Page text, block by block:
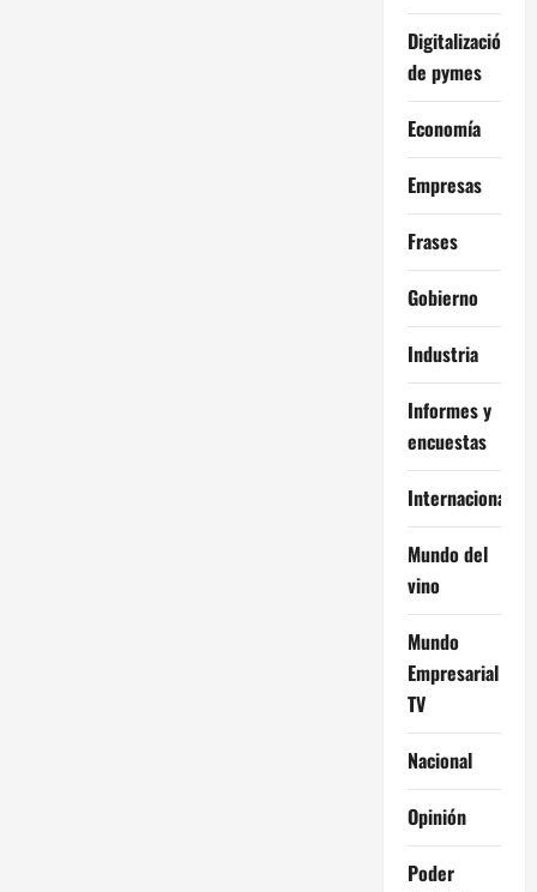
Digitalización
de pymes
Economía
Empresas
Frases
Gobierno
Industria
Informes y
encuestas
Internacional
Mundo del
vino
Mundo
Empresarial
TV
Nacional
Opinión
Poder